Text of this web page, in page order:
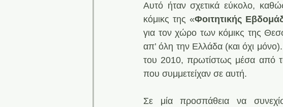
Αυτό ήταν σχετικά εύκολο,
κόμικς της «Φοιτητικής
για τον χώρο των κόμικς της
απ’ όλη την Ελλάδα (και όχι
του 2010, πρωτίστως μέσα από
που συμμετείχαν σε αυτή.
Σε μία προσπάθεια να